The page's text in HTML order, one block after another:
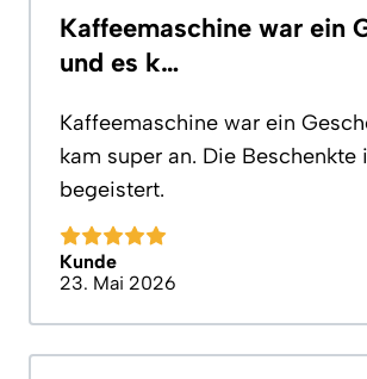
Kaffeemaschine war ein
und es k…
Kaffeemaschine war ein
kam super an. Die Beschenkte
begeistert.
Kunde
23. Mai 2026